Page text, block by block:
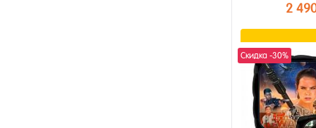
2
Купить в 1
В избранное
В наличии
Скидка -30%